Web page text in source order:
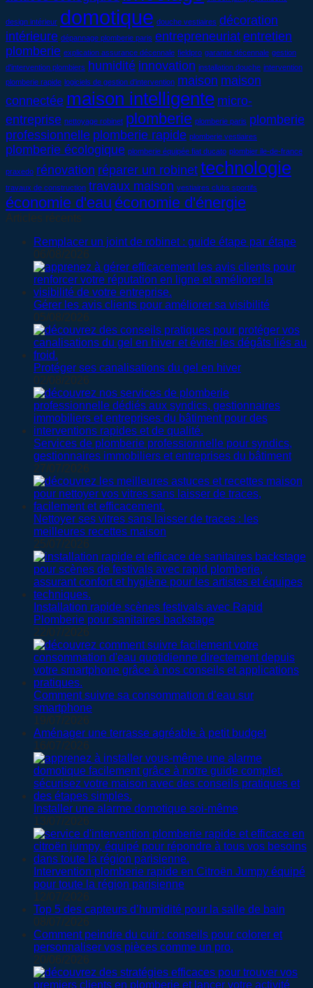
design intérieur domotique douche vestiaires décoration
intérieure dépannage plomberie paris entrepreneuriat entretien
plomberie explication assurance décennale fieldpro garantie décennale gestion
d'intervention plombiers humidité innovation installation douche intervention
plomberie rapide logiciels de gestion d'intervention maison maison
connectée maison intelligente micro-
entreprise nettoyage robinet plomberie plomberie paris plomberie
professionnelle plomberie rapide plomberie vestiaires
plomberie écologique plomberie équipée fiat ducato plombier ile-de-france
praxedo rénovation réparer un robinet technologie
travaux de construction travaux maison vestiaires clubs sportifs
économie d'eau économie d'énergie
Articles récents
Remplacer un joint de robinet : guide étape par étape
06/08/2026
Gérer les avis clients pour améliorer sa visibilité
05/08/2026
Protéger ses canalisations du gel en hiver
02/08/2026
Services de plomberie professionnelle pour syndics,
gestionnaires immobiliers et entreprises du bâtiment
27/07/2026
Nettoyer ses vitres sans laisser de traces : les
meilleures recettes maison
25/07/2026
Installation rapide scènes festivals avec Rapid
Plomberie pour sanitaires backstage
22/07/2026
Comment suivre sa consommation d’eau sur
smartphone
19/07/2026
Aménager une terrasse agréable à petit budget
16/07/2026
Installer une alarme domotique soi-même
13/07/2026
Intervention plomberie rapide en Citroën Jumpy équipé
pour toute la région parisienne
12/07/2026
Top 5 des capteurs d’humidité pour la salle de bain
08/07/2026
Comment peindre du cuir : conseils pour colorer et
personnaliser vos pièces comme un pro.
20/06/2026